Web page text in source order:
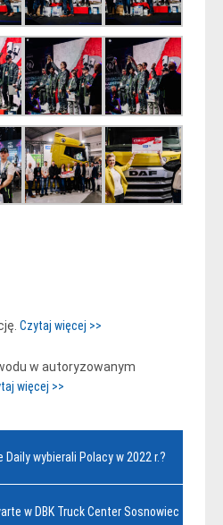
Czytaj więcej >>
w autoryzowanym
więcej >>
Daily wybierali Polacy w 2022 r.?
w DBK Truck Center Sosnowiec >